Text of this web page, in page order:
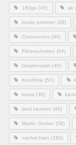
180ga (45) ak
beate prettner(38)
Coronavirus (90)
Filmneuheiten (64)
Gewinnspiel (40)
Kinofilme (50)
kunst (38)
land kärnten (46)
Martin Gruber (58)
nachrichten (280)